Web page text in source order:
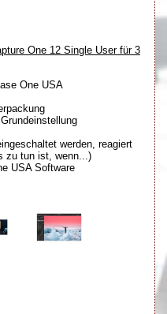
One 12 Single User für 3
One USA
werden, reagiert
zu tun ist, wenn...)
USA Software